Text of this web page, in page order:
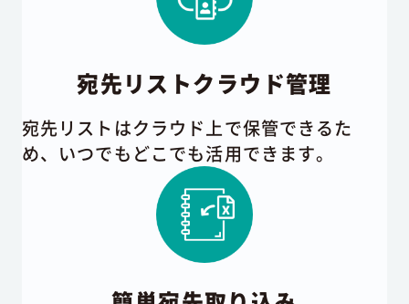
宛先リストクラウド管理
宛先リストはクラウド上で保管できるた
め、いつでもどこでも活用できます。